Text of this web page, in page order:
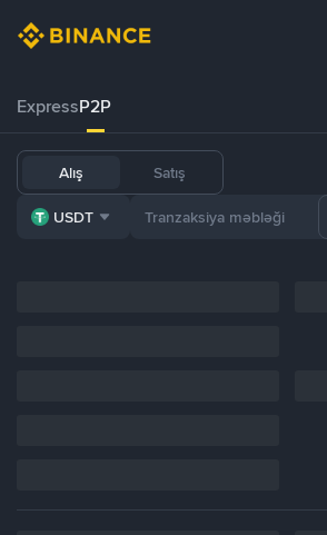
ExpressP2P
Alış Satış
USDT